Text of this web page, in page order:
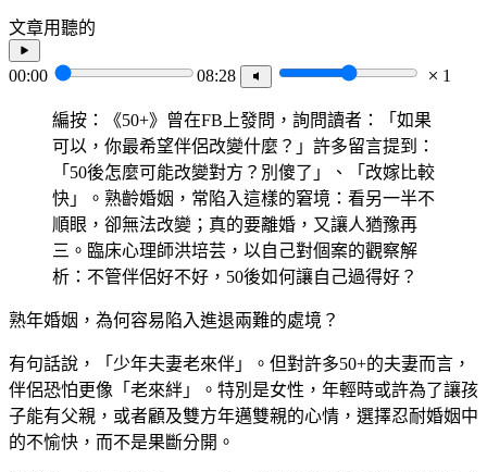
文章用聽的
00:00 08:28 1
編按：《50+》曾在FB上發問，詢問讀者：「如果
可以，你最希望伴侶改變什麼？」許多留言提到：
「50後怎麼可能改變對方？別傻了」、「改嫁比較
快」。熟齡婚姻，常陷入這樣的窘境：看另一半不
順眼，卻無法改變；真的要離婚，又讓人猶豫再
三。臨床心理師洪培芸，以自己對個案的觀察解
析：不管伴侶好不好，50後如何讓自己過得好？
熟年婚姻，為何容易陷入進退兩難的處境？
有句話說，「少年夫妻老來伴」。但對許多50+的夫妻而言，
伴侶恐怕更像「老來絆」。特別是女性，年輕時或許為了讓孩
子能有父親，或者顧及雙方年邁雙親的心情，選擇忍耐婚姻中
的不愉快，而不是果斷分開。